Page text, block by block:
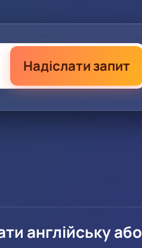
Надіслати запит
англійську або